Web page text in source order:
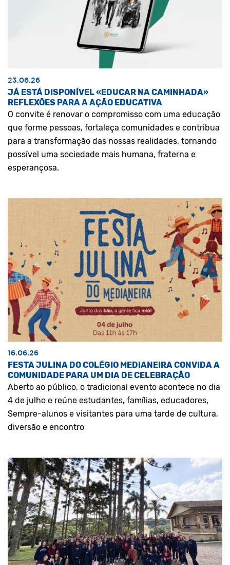
23.06.26
JÁ ESTÁ DISPONÍVEL «EDUCAR NA CAMINHADA»
REFLEXÕES PARA A AÇÃO EDUCATIVA
O convite é renovar o compromisso com uma educação
que forme pessoas, fortaleça comunidades e contribua
para a transformação das nossas realidades, tornando
possível uma sociedade mais humana, fraterna e
esperançosa.
16.06.26
FESTA JULINA DO COLÉGIO MEDIANEIRA CONVIDA A
COMUNIDADE PARA UM DIA DE CELEBRAÇÃO
Aberto ao público, o tradicional evento acontece no dia
4 de julho e reúne estudantes, famílias, educadores,
Sempre-alunos e visitantes para uma tarde de cultura,
diversão e encontro